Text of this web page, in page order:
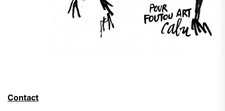
Contact